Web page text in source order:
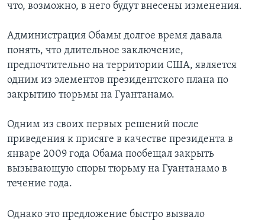
что, возможно, в него будут внесены изменения.
Администрация Обамы долгое время давала
понять, что длительное заключение,
предпочтительно на территории США, является
одним из элементов президентского плана по
закрытию тюрьмы на Гуантанамо.
Одним из своих первых решений после
приведения к присяге в качестве президента в
январе 2009 года Обама пообещал закрыть
вызывающую споры тюрьму на Гуантанамо в
течение года.
Однако это предложение быстро вызвало